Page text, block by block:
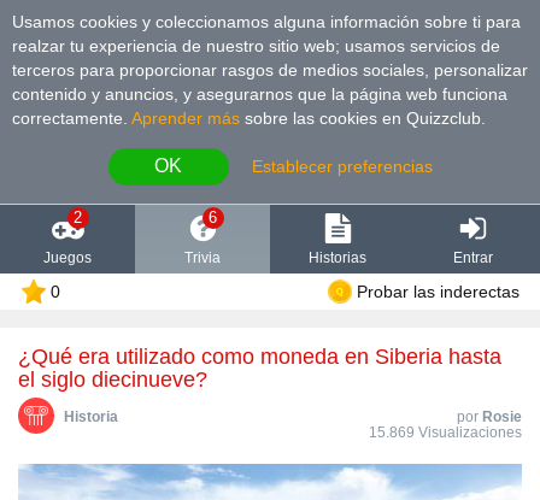
Usamos cookies y coleccionamos alguna información sobre ti para
realzar tu experiencia de nuestro sitio web; usamos servicios de
terceros para proporcionar rasgos de medios sociales, personalizar
contenido y anuncios, y asegurarnos que la página web funciona
correctamente. Aprender más sobre las cookies en Quizzclub.
OK Establecer preferencias
2
Juegos
6
Trivia Historias Entrar
0 Probar las inderectas
¿Qué era utilizado como moneda en Siberia hasta
el siglo diecinueve?
Historia por Rosie
15.869 Visualizaciones